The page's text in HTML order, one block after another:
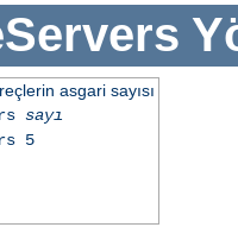
asgari sayısı
sayı
5